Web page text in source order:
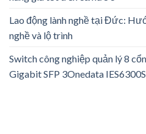
Lao động lành nghề tại Đức:
nghề và lộ trình
Switch công nghiệp quản lý 8
Gigabit SFP 3Onedata